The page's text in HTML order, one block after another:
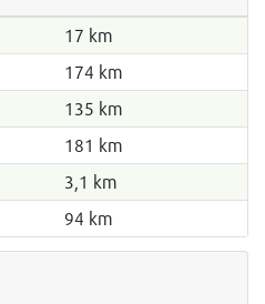
17 km
174 km
135 km
181 km
3,1 km
94 km